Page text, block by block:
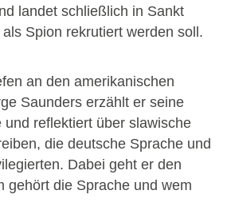
landet schließlich in Sankt
Spion rekrutiert werden soll.
an den amerikanischen
Saunders erzählt er seine
und reflektiert über slawische
die deutsche Sprache und
Dabei geht er den
gehört die Sprache und wem